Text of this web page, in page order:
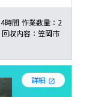
4時間 作業数量： 2
回収内容： 笠岡市
詳細